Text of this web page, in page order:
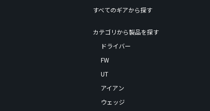
すべてのギアから探す
カテゴリから製品を探す
ドライバー
FW
UT
アイアン
ウェッジ